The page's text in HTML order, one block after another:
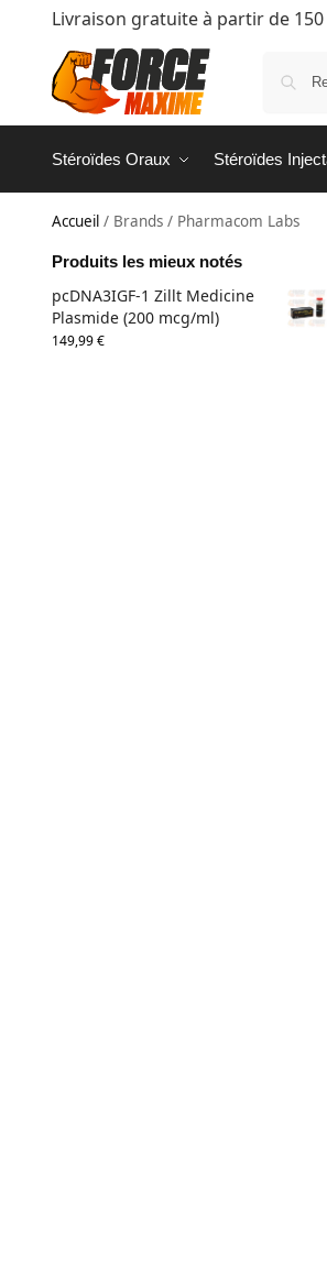
Livraison gratuite à partir de
Stéroïdes Oraux Stéroïdes
Accueil / Brands / Pharmacom Labs
Produits les mieux notés
pcDNA3IGF-1 Zillt Medicine
Plasmide (200 mcg/ml)
149,99€